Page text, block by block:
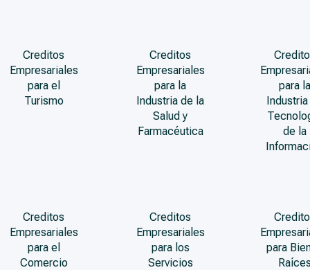
Creditos
Empresariales
para el
Turismo
Creditos
Empresariales
para la
Industria de la
Salud y
Farmacéutica
para la
de la
Creditos
Empresariales
para el
Comercio
Creditos
Empresariales
para los
Servicios
para